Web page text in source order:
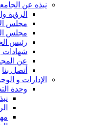
نبذه عن
الرؤية
مجلس
مجلس
رئيس
شهادات
عن
أتصل بنا
الإدارات و
وحدة